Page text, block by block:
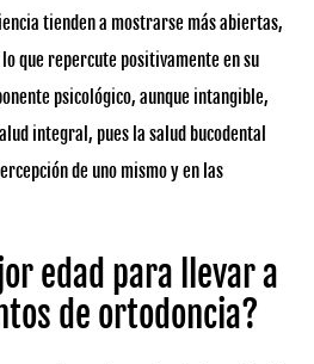
tienden a mostrarse más abiertas,
que repercute positivamente en su
psicológico, aunque intangible,
integral, pues la salud bucodental
de uno mismo y en las
edad para llevar a
de ortodoncia?